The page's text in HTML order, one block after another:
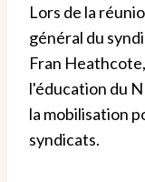
Lors de la
général du
Fran
l'éducation du
la mobilisation
syndicats.